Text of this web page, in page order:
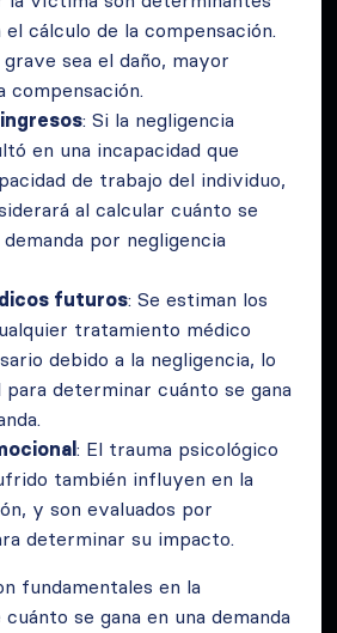
cálculo de la compensación.
sea el daño, mayor
compensación.
: Si la negligencia
en una incapacidad que
de trabajo del individuo,
al calcular cuánto se
demanda por negligencia
futuros: Se estiman los
tratamiento médico
debido a la negligencia, lo
determinar cuánto se gana
: El trauma psicológico
también influyen en la
y son evaluados por
determinar su impacto.
fundamentales en la
se gana en una demanda